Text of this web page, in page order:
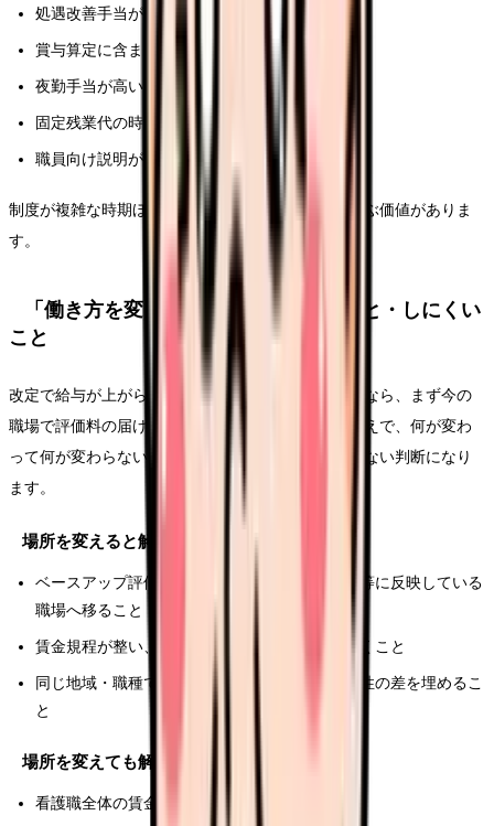
処遇改善手当があるのに支給条件が曖昧
賞与算定に含まれるか答えられない
夜勤手当が高い一方で基本給が低い
固定残業代の時間数が不明
職員向け説明がない
制度が複雑な時期ほど、給与説明が明確な職場を選ぶ価値がありま
す。
「働き方を変える」で解決しやすいこと・しにくい
こと
改定で給与が上がらないことを理由に転職を考えるなら、まず今の
職場で評価料の届け出状況や反映方法を確認したうえで、何が変わ
って何が変わらないかを分けて考えると、後悔の少ない判断になり
ます。
場所を変えると解決しやすいこと
ベースアップ評価料を届け出て、原資を基本給等に反映している
職場へ移ること
賃金規程が整い、改定対応に前向きな法人で働くこと
同じ地域・職種でも、職場ごとの届け出の積極性の差を埋めるこ
と
場所を変えても解決しにくいこと
看護職全体の賃金水準という、業界共通の構造